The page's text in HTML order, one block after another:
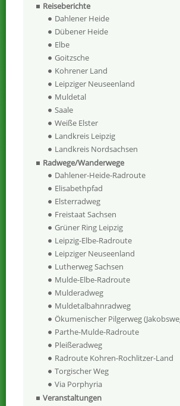
Reiseberichte
Dahlener Heide
Dübener Heide
Elbe
Goitzsche
Kohrener Land
Leipziger Neuseenland
Muldetal
Saale
Weiße Elster
Landkreis Leipzig
Landkreis Nordsachsen
Radwege/Wanderwege
Dahlener-Heide-Radroute
Elisabethpfad
Elsterradweg
Freistaat Sachsen
Grüner Ring Leipzig
Leipzig-Elbe-Radroute
Leipziger Neuseenland
Lutherweg Sachsen
Mulde-Elbe-Radroute
Mulderadweg
Muldetalbahnradweg
Ökumenischer Pilgerweg
Parthe-Mulde-Radroute
Pleißeradweg
Radroute Kohren-Rochlitzer-Land
Torgischer Weg
Via Porphyria
Veranstaltungen